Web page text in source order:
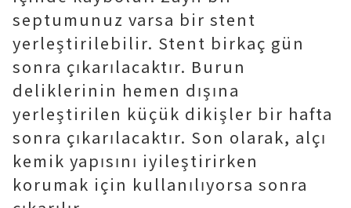
septumunuz varsa bir stent
yerleştirilebilir. Stent birkaç gün
sonra çıkarılacaktır. Burun
deliklerinin hemen dışına
yerleştirilen küçük dikişler bir hafta
sonra çıkarılacaktır. Son olarak, alçı
kemik yapısını iyileştirirken
korumak için kullanılıyorsa sonra